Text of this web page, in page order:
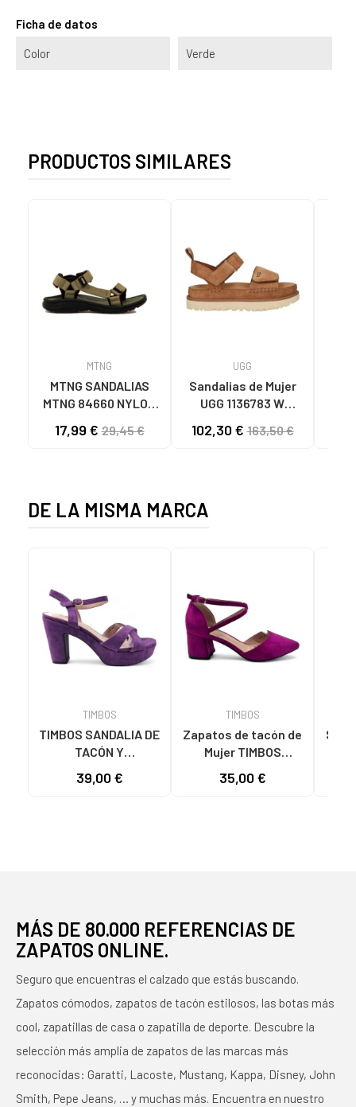
Ficha de datos
Color Verde
PRODUCTOS SIMILARES
MTNG
MTNG SANDALIAS
MTNG 84660 NYLON
C59785 - - NYLON
17,99 €29,45 €
UGG
Sandalias de Mujer
UGG 1136783 W
CHESTNUT
102,30 €163,50 €
DE LA MISMA MARCA
TIMBOS
TIMBOS SANDALIA DE
TACÓN Y
MODELO 131423
39,00 €
TIMBOS
Zapatos de tacón de
Mujer TIMBOS
VESTIR MUJER
35,00 €
MÁS DE 80.000 REFERENCIAS DE
ZAPATOS ONLINE.
Seguro que encuentras el calzado que estás buscando.
Zapatos cómodos, zapatos de tacón estilosos, las botas más
cool, zapatillas de casa o zapatilla de deporte. Descubre la
selección más amplia de zapatos de las marcas más
reconocidas: Garatti, Lacoste, Mustang, Kappa, Disney, John
Smith, Pepe Jeans, … y muchas más. Encuentra en nuestro